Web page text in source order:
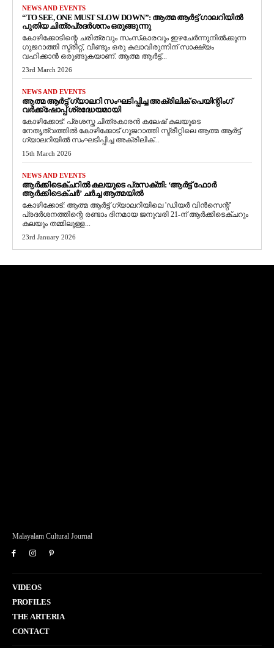
NEWS AND EVENTS
“TO SEE, ONE MUST SLOW DOWN”: ആത്മ ആർട്ട് ഗാലറിയിൽ
പുതിയ ചിത്രപ്രദർശനം ഒരുങ്ങുന്നു
കോഴിക്കോടിന്റെ ചരിത്രവും സംസ്‌കാരവും ഇഴചേർന്നുനിൽക്കുന്ന
ഗുജറാത്തി സ്ട്രീറ്റ്, വീണ്ടും ഒരു കലാവിരുന്നിന് സാക്ഷ്യം
വഹിക്കാൻ ഒരുങ്ങുകയാണ്. ആത്മ ആർട്ട്...
23rd March 2026
NEWS AND EVENTS
ആത്മ ആർട്ട് ഗ്യാലറി സംഘടിപ്പിച്ച അക്രിലിക് പെയിന്റിംഗ്
വർക്ക്‌ഷോപ്പ് ശ്രദ്ധേയമായി
കോഴിക്കോട്: പ്രശസ്ത ചിത്രകാരൻ കലേഷ് കലയുടെ
നേതൃത്വത്തിൽ കോഴിക്കോട് ഗുജറാത്തി സ്ട്രീറ്റിലെ ആത്മ ആർട്ട്
ഗ്യാലറിയിൽ സംഘടിപ്പിച്ച അക്രിലിക്...
15th March 2026
NEWS AND EVENTS
ആർക്കിടെക്ചറിൽ കലയുടെ പ്രസക്തി: ‘ആർട്ട് ഫോർ
ആർക്കിടെക്ചർ’ ചർച്ച ആത്മയിൽ
​കോഴിക്കോട്: ആത്മ ആർട്ട് ഗ്യാലറിയിലെ 'ഡിയർ വിൻസെന്റ്'
പ്രദർശനത്തിന്റെ രണ്ടാം ദിനമായ ജനുവരി 21-ന് ആർക്കിടെക്ചറും
കലയും തമ്മിലുള്ള...
23rd January 2026
Malayalam Cultural Journal
VIDEOS
PROFILES
THE ARTERIA
CONTACT